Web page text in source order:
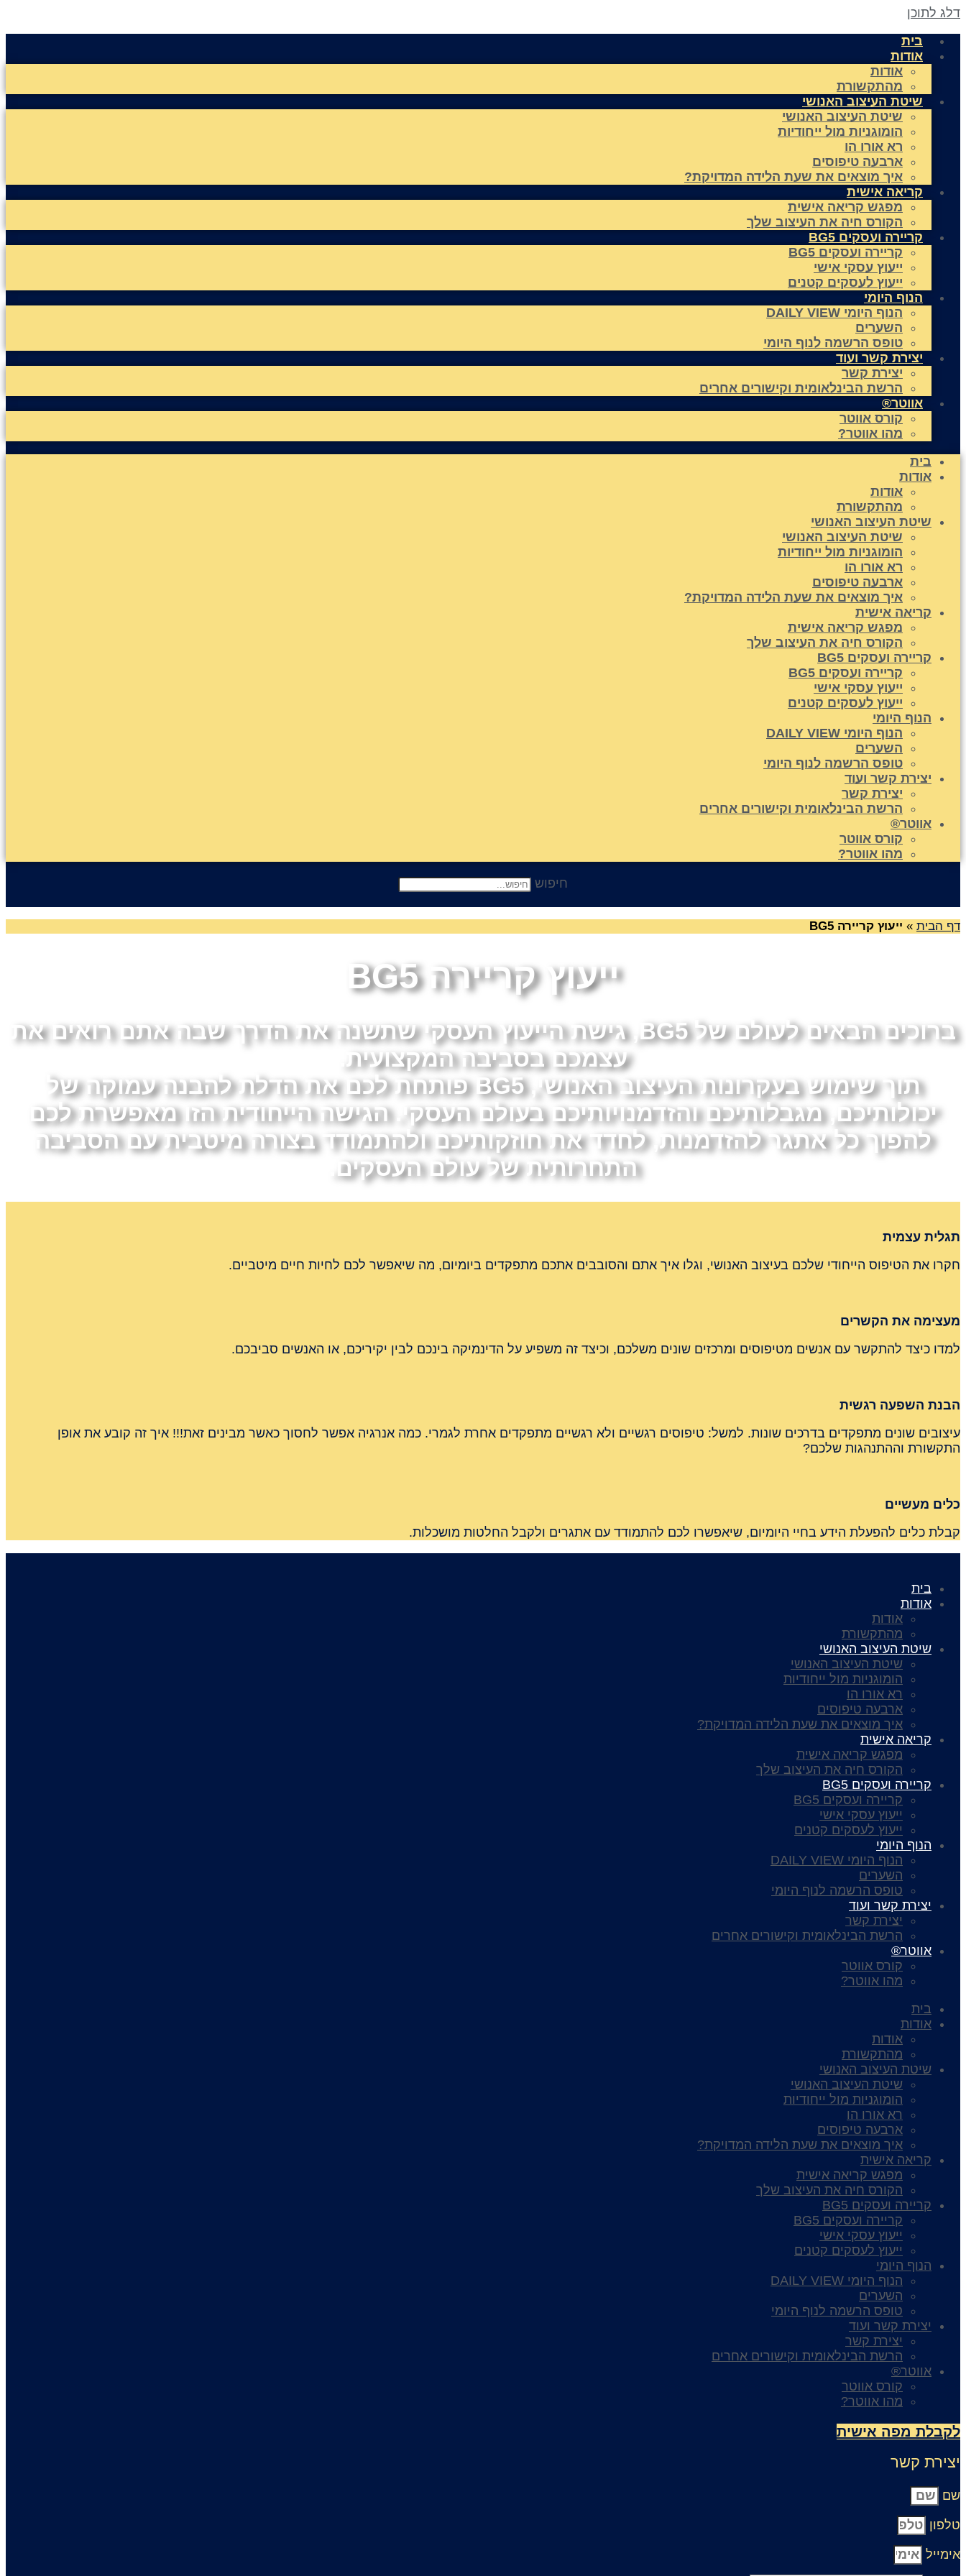
דלג לתוכן
בית
אודות
אודות
מהתקשורת
שיטת העיצוב האנושי
שיטת העיצוב האנושי
הומוגניות מול ייחודיות
רא אורו הו
ארבעה טיפוסים
איך מוצאים את שעת הלידה המדויקת?
קריאה אישית
מפגש קריאה אישית
הקורס חיה את העיצוב שלך
קריירה ועסקים BG5
קריירה ועסקים BG5
ייעוץ עסקי אישי
ייעוץ לעסקים קטנים
הנוף היומי
הנוף היומי DAILY VIEW
השערים
טופס הרשמה לנוף היומי
יצירת קשר ועוד
יצירת קשר
הרשת הבינלאומית וקישורים אחרים
אווטר®
קורס אווטר
מהו אווטר?
בית
אודות
אודות
מהתקשורת
שיטת העיצוב האנושי
שיטת העיצוב האנושי
הומוגניות מול ייחודיות
רא אורו הו
ארבעה טיפוסים
איך מוצאים את שעת הלידה המדויקת?
קריאה אישית
מפגש קריאה אישית
הקורס חיה את העיצוב שלך
קריירה ועסקים BG5
קריירה ועסקים BG5
ייעוץ עסקי אישי
ייעוץ לעסקים קטנים
הנוף היומי
הנוף היומי DAILY VIEW
השערים
טופס הרשמה לנוף היומי
יצירת קשר ועוד
יצירת קשר
הרשת הבינלאומית וקישורים אחרים
אווטר®
קורס אווטר
מהו אווטר?
חיפוש
דף הבית » ייעוץ קריירה BG5
ייעוץ קריירה BG5
ברוכים הבאים לעולם של BG5, גישת הייעוץ העסקי שתשנה את הדרך שבה אתם רואים את
עצמכם בסביבה המקצועית.
תוך שימוש בעקרונות העיצוב האנושי, BG5 פותחת לכם את הדלת להבנה עמוקה של
יכולותיכם, מגבלותיכם והזדמנויותיכם בעולם העסקי. הגישה הייחודית הזו מאפשרת לכם
להפוך כל אתגר להזדמנות, לחדד את חוזקותיכם ולהתמודד בצורה מיטבית עם הסביבה
התחרותית של עולם העסקים.
תגלית עצמית
חקרו את הטיפוס הייחודי שלכם בעיצוב האנושי, וגלו איך אתם והסובבים אתכם מתפקדים ביומיום, מה שיאפשר לכם לחיות חיים מיטביים.
מעצימה את הקשרים
למדו כיצד להתקשר עם אנשים מטיפוסים ומרכזים שונים משלכם, וכיצד זה משפיע על הדינמיקה בינכם לבין יקיריכם, או האנשים סביבכם.
הבנת השפעה רגשית
עיצובים שונים מתפקדים בדרכים שונות. למשל: טיפוסים רגשיים ולא רגשיים מתפקדים אחרת לגמרי. כמה אנרגיה אפשר לחסוך כאשר מבינים זאת!!! איך זה קובע את אופן
התקשורת וההתנהגות שלכם?
כלים מעשיים
קבלת כלים להפעלת הידע בחיי היומיום, שיאפשרו לכם להתמודד עם אתגרים ולקבל החלטות מושכלות.
בית
אודות
אודות
מהתקשורת
שיטת העיצוב האנושי
שיטת העיצוב האנושי
הומוגניות מול ייחודיות
רא אורו הו
ארבעה טיפוסים
איך מוצאים את שעת הלידה המדויקת?
קריאה אישית
מפגש קריאה אישית
הקורס חיה את העיצוב שלך
קריירה ועסקים BG5
קריירה ועסקים BG5
ייעוץ עסקי אישי
ייעוץ לעסקים קטנים
הנוף היומי
הנוף היומי DAILY VIEW
השערים
טופס הרשמה לנוף היומי
יצירת קשר ועוד
יצירת קשר
הרשת הבינלאומית וקישורים אחרים
אווטר®
קורס אווטר
מהו אווטר?
בית
אודות
אודות
מהתקשורת
שיטת העיצוב האנושי
שיטת העיצוב האנושי
הומוגניות מול ייחודיות
רא אורו הו
ארבעה טיפוסים
איך מוצאים את שעת הלידה המדויקת?
קריאה אישית
מפגש קריאה אישית
הקורס חיה את העיצוב שלך
קריירה ועסקים BG5
קריירה ועסקים BG5
ייעוץ עסקי אישי
ייעוץ לעסקים קטנים
הנוף היומי
הנוף היומי DAILY VIEW
השערים
טופס הרשמה לנוף היומי
יצירת קשר ועוד
יצירת קשר
הרשת הבינלאומית וקישורים אחרים
אווטר®
קורס אווטר
מהו אווטר?
לקבלת מפה אישית
יצירת קשר
שם
טלפון
אימייל